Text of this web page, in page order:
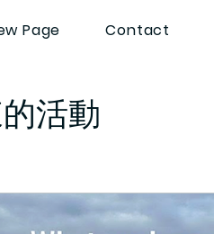
Page Contact
活動